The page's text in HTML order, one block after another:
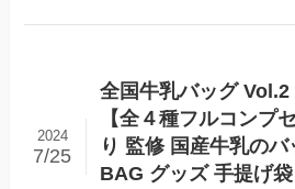
全国牛乳バッグ Vol.2
【全４種フルコンプ
り 監修 国産牛乳の
BAG グッズ 手提げ
2024
7/25